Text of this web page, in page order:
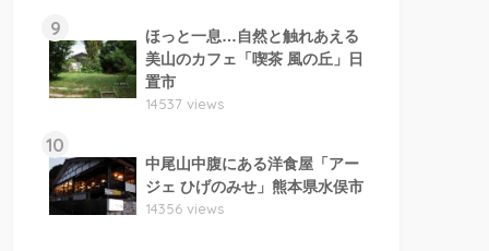
9
ほっと一息…自然と触れあえる
美山のカフェ「喫茶 風の丘」日
置市
14537 views
10
中尾山中腹にある洋食屋「アー
ジェ ひげのみせ」熊本県水俣市
14356 views